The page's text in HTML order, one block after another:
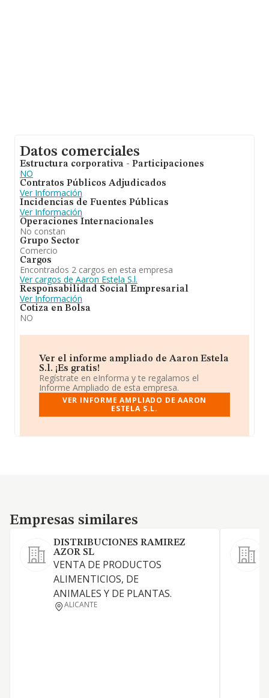
Datos comerciales
Estructura corporativa - Participaciones
NO
Contratos Públicos Adjudicados
Ver Información
Incidencias de Fuentes Públicas
Ver Información
Operaciones Internacionales
No constan
Grupo Sector
Comercio
Cargos
Encontrados 2 cargos en esta empresa
Ver cargos de Aaron Estela S.l.
Responsabilidad Social Empresarial
Ver Información
Cotiza en Bolsa
NO
Ver el informe ampliado de Aaron Estela
S.l. ¡Es gratis!
Regístrate en eInforma y te regalamos el
Informe Ampliado de esta empresa.
VER INFORME AMPLIADO DE AARON
ESTELA S.L.
Empresas similares
Empresas similares
DISTRIBUCIONES RAMIREZ
AZOR SL
VENTA DE PRODUCTOS
ALIMENTICIOS, DE
ANIMALES Y DE PLANTAS.
ALICANTE